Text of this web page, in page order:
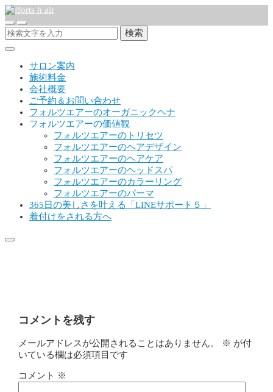
検索
サロン案内
施術料金
会社概要
ご予約＆お問い合わせ
フォルツエアーのオーガニックヘナ
フォルツエアーの価値観
フォルツエアーのトリセツ
フォルツエアーのヘアデザイン
フォルツエアーのヘアケア
フォルツエアーのヘッドスパ
フォルツエアーのカラーリング
フォルツエアーのパーマ
365日の美しさを叶える「LINEサポート５」
着付けをされる方へ
コメントを残す
メールアドレスが公開されることはありません。 ※ が付
いている欄は必須項目です
コメント ※